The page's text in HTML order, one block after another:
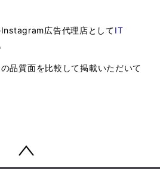
広告代理店としてIT
品質面を比較して掲載いただいて